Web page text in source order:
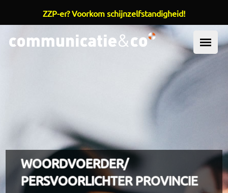
Overslaan en naar de inhoud gaan
WOORDVOERDER/
PERSVOORLICHTER PROVINCIE
ZZP-er? Voorkom schijnzelfstandigheid!